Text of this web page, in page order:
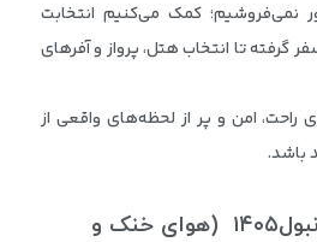
نمی‌فروشیم؛ کمک می‌کنیم انتخابت
گرفته تا انتخاب هتل، پرواز و آفرهای
امن و پر از لحظه‌های واقعی از
باشد.
۱۴۰۵ (هوای خنک و